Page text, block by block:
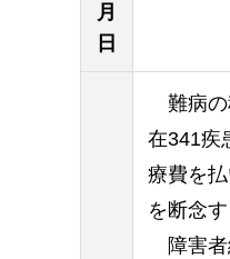
月
日
難病の
在341疾
療費を
を断念
障害者